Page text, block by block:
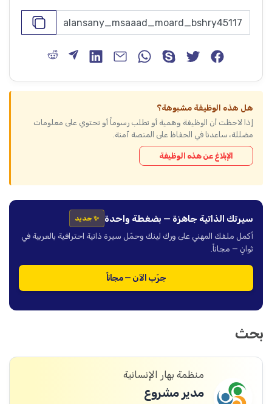
هل هذه الوظيفة مشبوهة؟
إذا لاحظت أن الوظيفة وهمية أو تطلب رسوماً أو تحتوي على معلومات
مضللة، ساعدنا في الحفاظ على المنصة آمنة.
الإبلاغ عن هذه الوظيفة
سيرتك الذاتية جاهزة — بضغطة واحدة ✨ جديد
أكمل ملفك المهني على ورك لينك وحمّل سيرة ذاتية احترافية بالعربية في
ثوانٍ — مجاناً.
جرّب الآن — مجاناً
بحث
منظمة بهار الإنسانية
مدير مشروع